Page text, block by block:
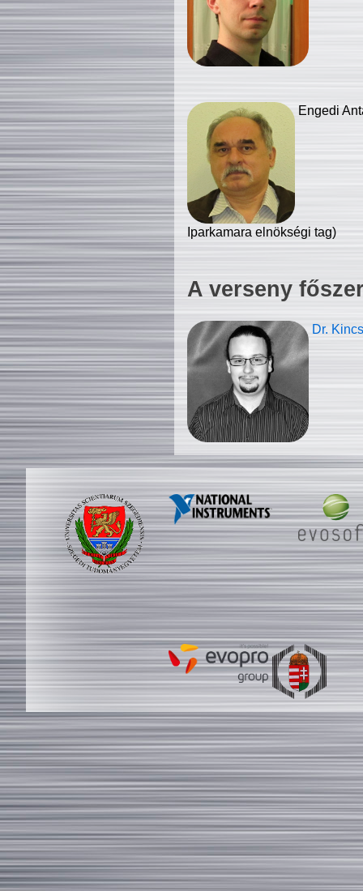
Engedi
Iparkamara elnökségi tag)
A verseny
Dr.